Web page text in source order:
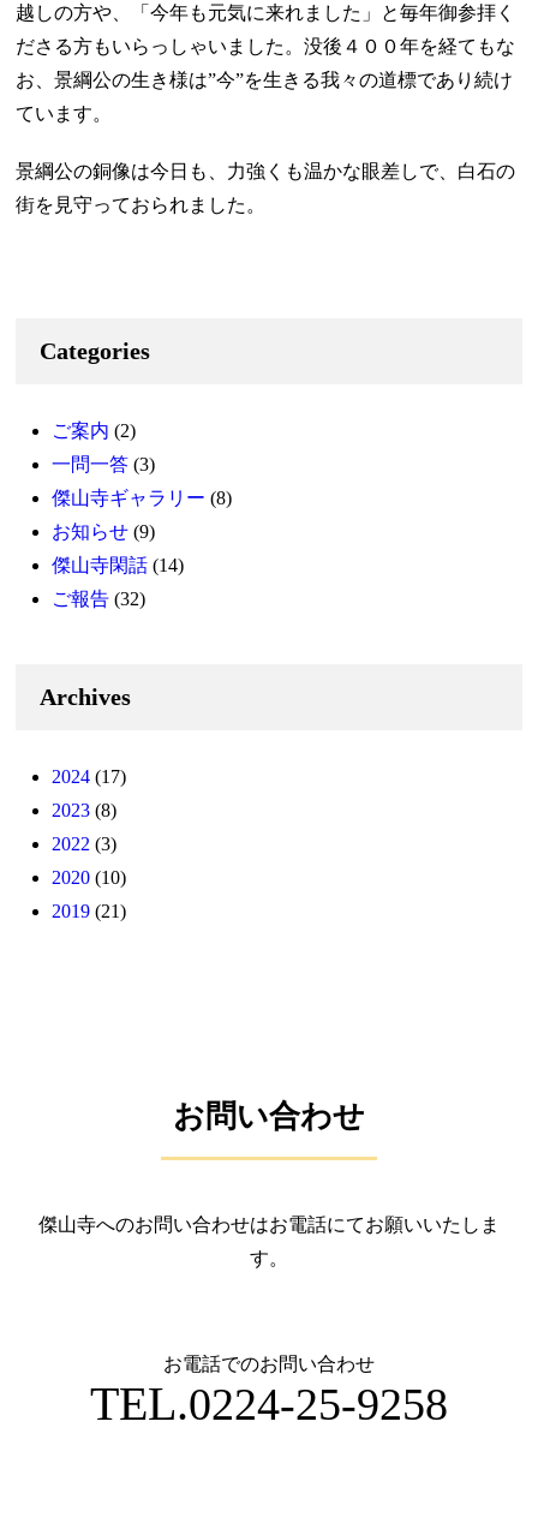
越しの方や、「今年も元気に来れました」と毎年御参拝く
ださる方もいらっしゃいました。没後４００年を経てもな
お、景綱公の生き様は”今”を生きる我々の道標であり続け
ています。
景綱公の銅像は今日も、力強くも温かな眼差しで、白石の
街を見守っておられました。
Categories
ご案内 (2)
一問一答 (3)
傑山寺ギャラリー (8)
お知らせ (9)
傑山寺閑話 (14)
ご報告 (32)
Archives
2024 (17)
2023 (8)
2022 (3)
2020 (10)
2019 (21)
お問い合わせ
傑山寺へのお問い合わせはお電話にてお願いいたしま
す。
お電話でのお問い合わせ
TEL.0224-25-9258